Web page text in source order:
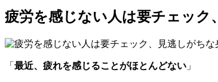
疲労を感じない人は要チェック
「 最近、疲れを感じることがほとんどない 」